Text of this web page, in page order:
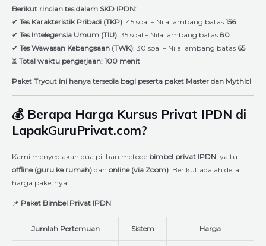
Berikut rincian tes dalam SKD IPDN:
✔ Tes Karakteristik Pribadi (TKP): 45 soal – Nilai ambang batas 156
✔ Tes Intelegensia Umum (TIU): 35 soal – Nilai ambang batas 80
✔ Tes Wawasan Kebangsaan (TWK): 30 soal – Nilai ambang batas 65
⏳ Total waktu pengerjaan: 100 menit
Paket Tryout ini hanya tersedia bagi peserta paket Master dan Mythic!
💰 Berapa Harga Kursus Privat IPDN di
LapakGuruPrivat.com?
Kami menyediakan dua pilihan metode bimbel privat IPDN , yaitu
offline (guru ke rumah) dan online (via Zoom) . Berikut adalah detail
harga paketnya:
📌 Paket Bimbel Privat IPDN
Jumlah Pertemuan Sistem Harga